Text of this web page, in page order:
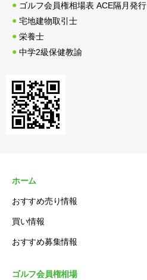
ゴルフ会員権相場表 ACE隔月発行
宅地建物取引士
栄養士
中学2級保健教諭
ホーム
おすすめ売り情報
買い情報
おすすめ募集情報
ゴルフ会員権相場